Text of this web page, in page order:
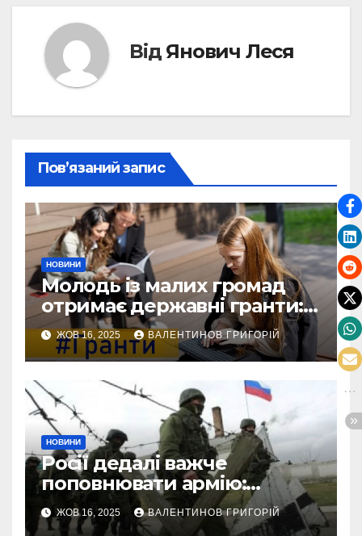
Від Янович Леся
Пов’язаний запис
НОВИНИ
Молодь із малих громад
отримає державні гранти:
виплати сягатимуть 200
тисяч гривень
ЖОВ 16, 2025 ВАЛЕНТИНОВ ГРИГОРІЙ
НОВИНИ
Росії дедалі важче
поповнювати армію:
військовий пояснив
приховані причини
ЖОВ 16, 2025 ВАЛЕНТИНОВ ГРИГОРІЙ